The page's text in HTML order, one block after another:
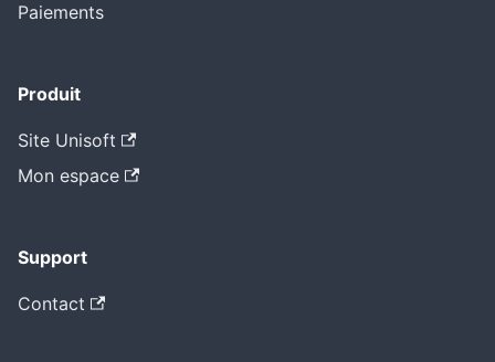
Paiements
Produit
Site Unisoft
Mon espace
Support
Contact